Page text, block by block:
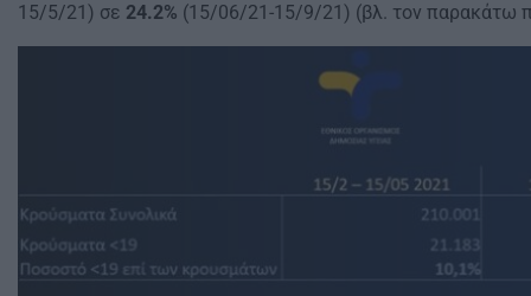
15/5/21) σε 24.2% (15/06/21-15/9/21) (βλ. τον παρακάτω